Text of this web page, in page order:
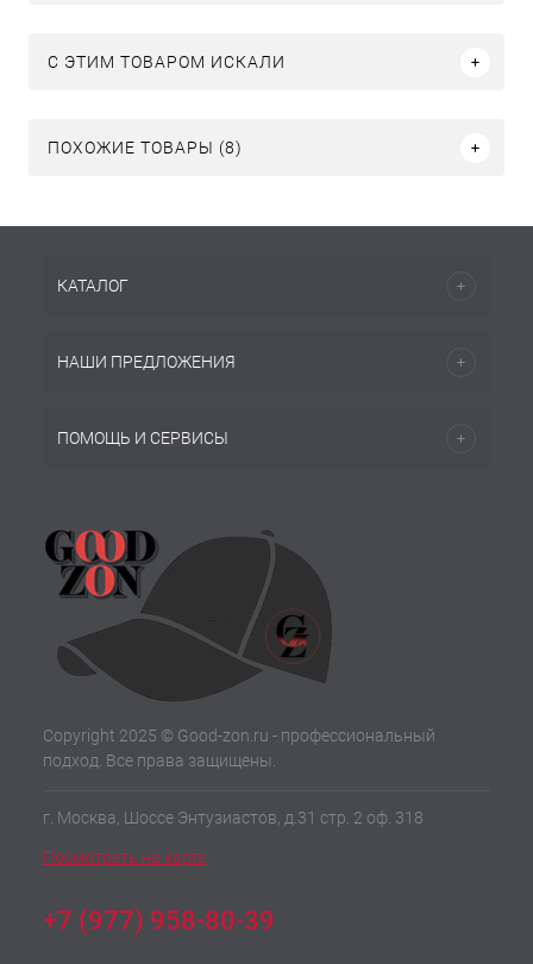
C ЭТИМ ТОВАРОМ ИСКАЛИ
ПОХОЖИЕ ТОВАРЫ (8)
КАТАЛОГ
НАШИ ПРЕДЛОЖЕНИЯ
ПОМОЩЬ И СЕРВИСЫ
Copyright 2025 © Good-zon.ru - профессиональный
подход. Все права защищены.
г. Москва, Шоссе Энтузиастов, д.31 стр. 2 оф. 318
Посмотреть на карте
+7 (977) 958-80-39